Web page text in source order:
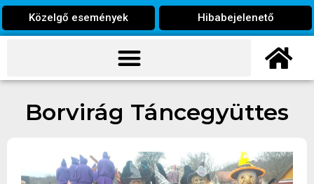
Közelgő események Hibabejelenető
Borvirág Táncegyüttes